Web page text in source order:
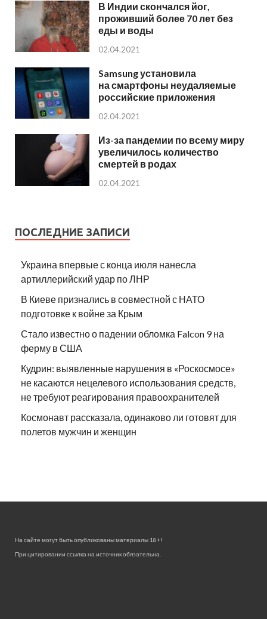
В Индии скончался йог,
проживший более 70 лет без
еды и воды
02.04.2021
Samsung установила
на смартфоны неудаляемые
российские приложения
02.04.2021
Из-за пандемии по всему миру
увеличилось количество
смертей в родах
02.04.2021
ПОСЛЕДНИЕ ЗАПИСИ
Украина впервые с конца июля нанесла
артиллерийский удар по ЛНР
В Киеве признались в совместной с НАТО
подготовке к войне за Крым
Стало известно о падении обломка Falcon 9 на
ферму в США
Кудрин: выявленные нарушения в «Роскосмосе»
не касаются нецелевого использования средств,
не требуют реагирования правоохранителей
Космонавт рассказала, одинаково ли готовят для
полетов мужчин и женщин
На сайте могут быть опубликованы материалы 18+!
При цитировании ссылка на источник обязательна.